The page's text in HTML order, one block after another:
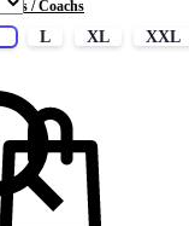
/ Coachs
L XL
XXL